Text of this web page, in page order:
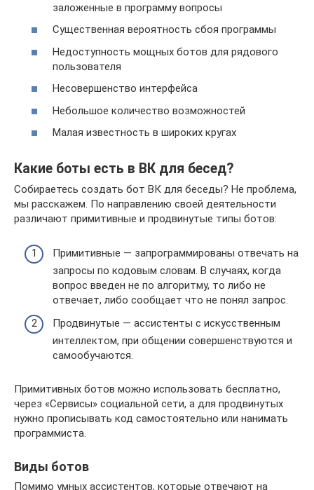
заложенные в программу вопросы
Существенная вероятность сбоя программы
Недоступность мощных ботов для рядового
пользователя
Несовершенство интерфейса
Небольшое количество возможностей
Малая известность в широких кругах
Какие боты есть в ВК для бесед?
Собираетесь создать бот ВК для беседы? Не проблема,
мы расскажем. По направлению своей деятельности
различают примитивные и продвинутые типы ботов:
Примитивные — запрограммированы отвечать на
запросы по кодовым словам. В случаях, когда
вопрос введен не по алгоритму, то либо не
отвечает, либо сообщает что не понял запрос.
Продвинутые — ассистенты с искусственным
интеллектом, при общении совершенствуются и
самообучаются.
Примитивных ботов можно использовать бесплатно,
через «Сервисы» социальной сети, а для продвинутых
нужно прописывать код самостоятельно или нанимать
программиста.
Виды ботов
Помимо умных ассистентов, которые отвечают на